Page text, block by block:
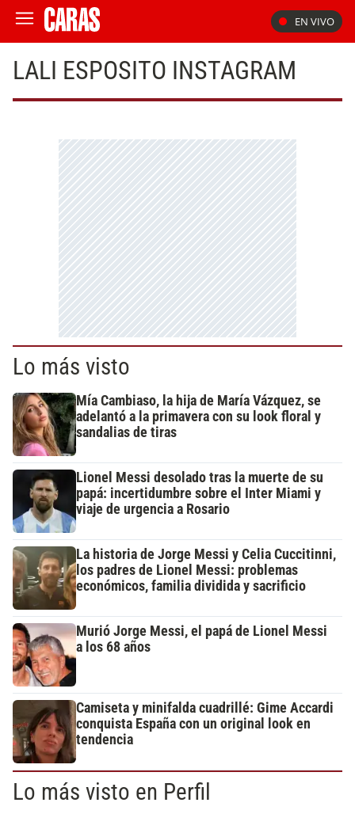
EN VIVO
LALI ESPOSITO INSTAGRAM
Lo más visto
Mía Cambiaso, la hija de María Vázquez, se
adelantó a la primavera con su look floral y
sandalias de tiras
Lionel Messi desolado tras la muerte de su
papá: incertidumbre sobre el Inter Miami y
viaje de urgencia a Rosario
La historia de Jorge Messi y Celia Cuccitinni,
los padres de Lionel Messi: problemas
económicos, familia dividida y sacrificio
Murió Jorge Messi, el papá de Lionel Messi
a los 68 años
Camiseta y minifalda cuadrillé: Gime Accardi
conquista España con un original look en
tendencia
Lo más visto en Perfil